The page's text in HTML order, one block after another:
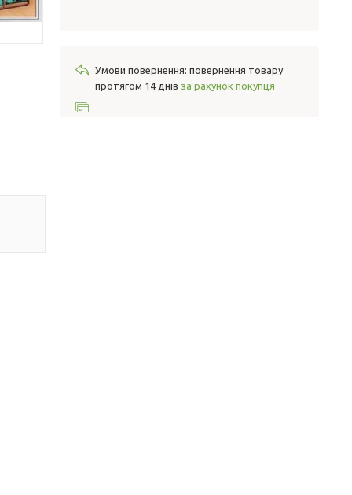
повернення товару
протягом 14 днів за рахунок покупця